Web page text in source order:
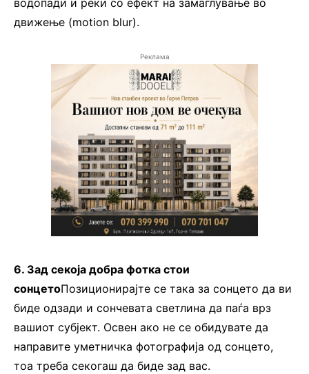
водопади и реки со ефект на замаглување во
движење (motion blur).
Реклама
6. Зад секоја добра фотка стои
сонцетоПозиционирајте се така за сонцето да ви
биде одзади и сончевата светлина да паѓа врз
вашиот субјект. Освен ако не се обидувате да
направите уметничка фотографија од сонцето,
тоа треба секогаш да биде зад вас.